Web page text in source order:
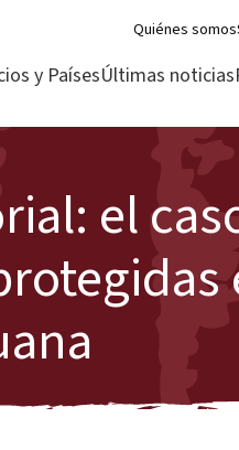
Quiénes somos
y PaísesÚltimas noticias
el